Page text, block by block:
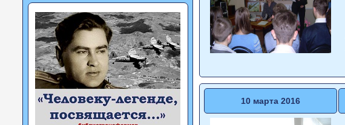
10 марта 2016